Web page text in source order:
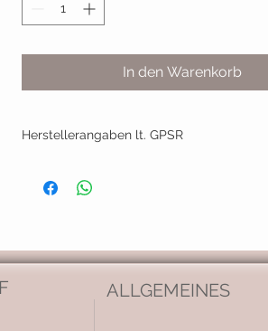
In den Warenkorb
Herstellerangaben lt. GPSR
LEORA Kreativdesign
ALLGEMEINES